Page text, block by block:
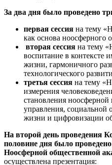
За два дня было проведено
первая сессия на тему
как основа ноосферного
вторая сессия на тему
воспитание в контексте
жизни, гармоничного
технологического
третья сессия на тему
измерения
становления
управления, социальной
жизни и цифровизации
На второй день проведения
половине дня было
Ноосферной общественной
осуществлена презентация: